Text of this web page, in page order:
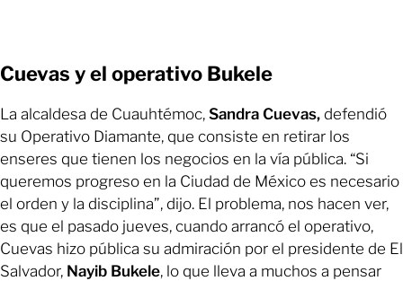
Cuevas y el operativo Bukele
La alcaldesa de Cuauhtémoc, Sandra Cuevas, defendió
su Operativo Diamante, que consiste en retirar los
enseres que tienen los negocios en la vía pública. “Si
queremos progreso en la Ciudad de México es necesario
el orden y la disciplina”, dijo. El problema, nos hacen ver,
es que el pasado jueves, cuando arrancó el operativo,
Cuevas hizo pública su admiración por el presidente de El
Salvador, Nayib Bukele, lo que lleva a muchos a pensar